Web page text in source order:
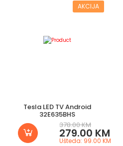
AKCIJA
Tesla LED TV Android
32E635BHS
378.00 KM
279.00 KM
Ušteda: 99.00 KM